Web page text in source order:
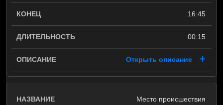
16:45
00:15
Открыть описание
Место происшествия